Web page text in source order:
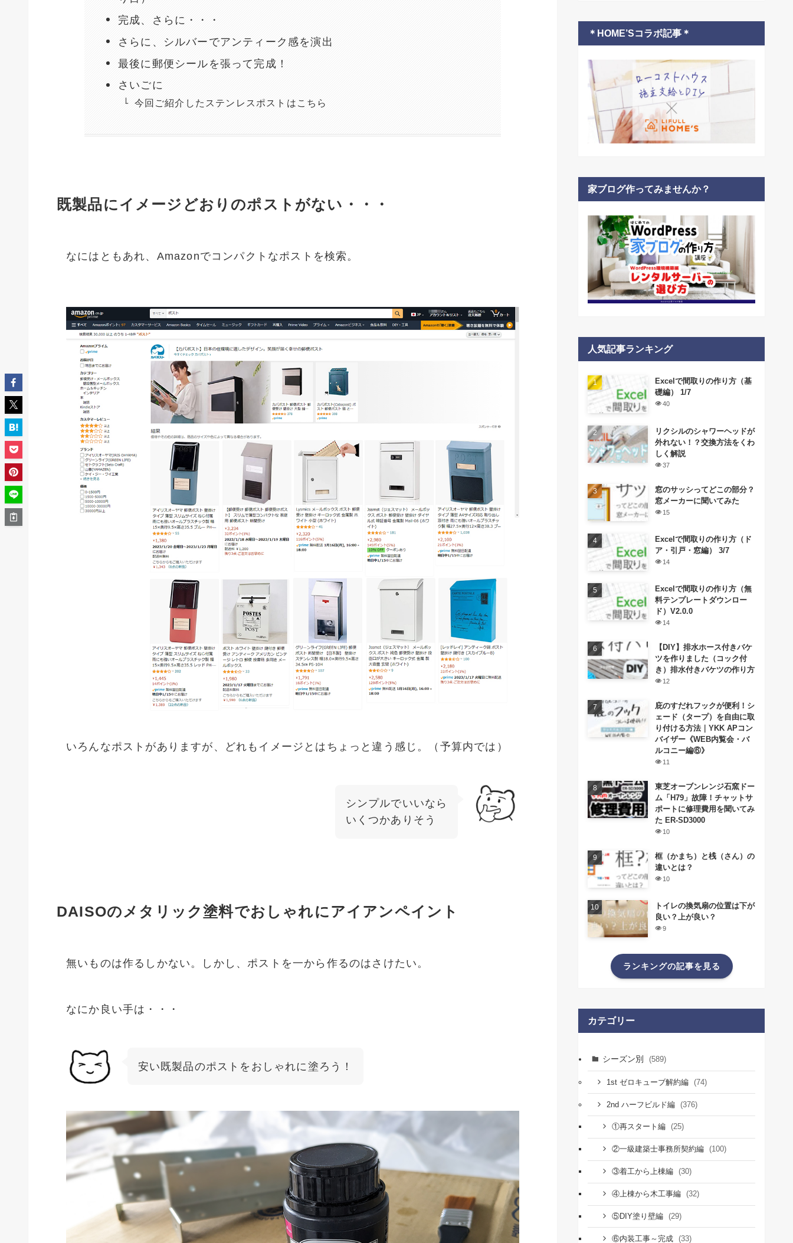
完成、さらに・・・
さらに、シルバーでアンティーク感を演出
最後に郵便シールを張って完成！
さいごに
今回ご紹介したステンレスポストはこちら
既製品にイメージどおりのポストがない・・・
なにはともあれ、Amazonでコンパクトなポストを検索。
いろんなポストがありますが、どれもイメージとはちょっと違う感じ。（予算内では）
シンプルでいいなら
いくつかありそう
DAISOのメタリック塗料でおしゃれにアイアンペイント
無いものは作るしかない。しかし、ポストを一から作るのはさけたい。
なにか良い手は・・・
安い既製品のポストをおしゃれに塗ろう！
＊HOME’Sコラボ記事＊
家ブログ作ってみませんか？
人気記事ランキング
Excelで間取りの作り方（基
礎編） 1/7
40
リクシルのシャワーヘッドが
外れない！？交換方法をくわ
しく解説
37
窓のサッシってどこの部分？
窓メーカーに聞いてみた
15
Excelで間取りの作り方（ド
ア・引戸・窓編） 3/7
14
Excelで間取りの作り方（無
料テンプレートダウンロー
ド）V2.0.0
14
【DIY】排水ホース付きバケ
ツを作りました（コック付
き）排水付きバケツの作り方
12
庇のすだれフックが便利！シ
ェード（タープ）を自由に取
り付ける方法｜YKK APコン
バイザー《WEB内覧会・バ
ルコニー編⑥》
11
東芝オーブンレンジ石窯ドー
ム「H79」故障！チャットサ
ポートに修理費用を聞いてみ
た ER-SD3000
10
框（かまち）と桟（さん）の
違いとは？
10
トイレの換気扇の位置は下が
良い？上が良い？
9
ランキングの記事を見る
カテゴリー
シーズン別 (589)
1st ゼロキューブ解約編 (74)
2nd ハーフビルド編 (376)
①再スタート編 (25)
②一級建築士事務所契約編 (100)
③着工から上棟編 (30)
④上棟から木工事編 (32)
⑤DIY塗り壁編 (29)
⑥内装工事～完成 (33)